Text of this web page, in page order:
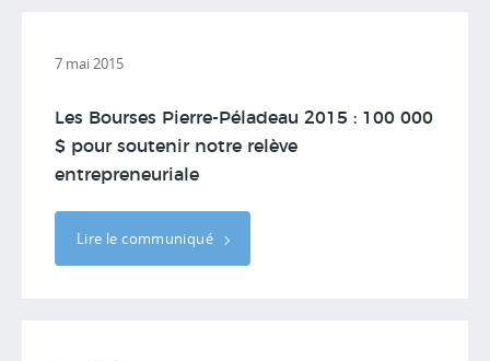
7 mai 2015
Les Bourses Pierre-Péladeau 2015 : 100 000
$ pour soutenir notre relève
entrepreneuriale
Lire le communiqué